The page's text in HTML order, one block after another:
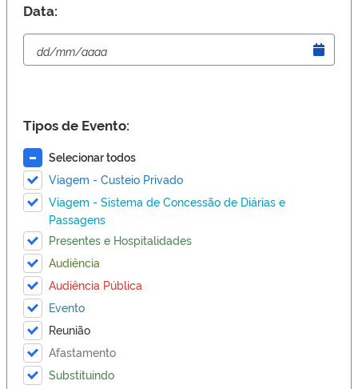
Data:
Tipos de Evento:
Selecionar todos
Viagem - Custeio Privado
Viagem - Sistema de Concessão de Diárias e
Passagens
Presentes e Hospitalidades
Audiência
Audiência Pública
Evento
Reunião
Afastamento
Substituindo